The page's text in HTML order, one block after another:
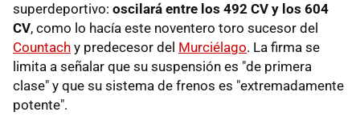
superdeportivo: oscilará entre los 492 CV y los 604
CV, como lo hacía este noventero toro sucesor del
Countach y predecesor del Murciélago. La firma se
limita a señalar que su suspensión es "de primera
clase" y que su sistema de frenos es "extremadamente
potente".